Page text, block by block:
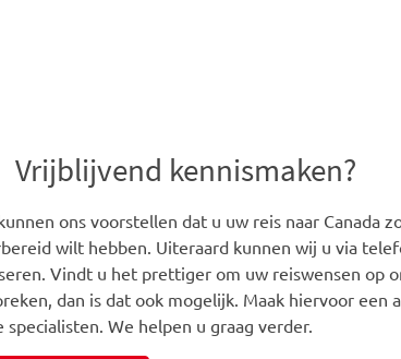
Vrijblijvend kennismaken?
ons voorstellen dat u uw reis naar Canada
wilt hebben. Uiteraard kunnen wij u via
Vindt u het prettiger om uw reiswensen op
dan is dat ook mogelijk. Maak hiervoor een
specialisten. We helpen u graag verder.